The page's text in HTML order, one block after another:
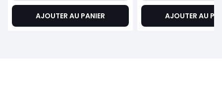
AJOUTER AU PANIER AJOUTER AU